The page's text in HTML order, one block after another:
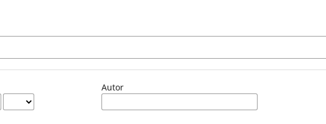
Autor